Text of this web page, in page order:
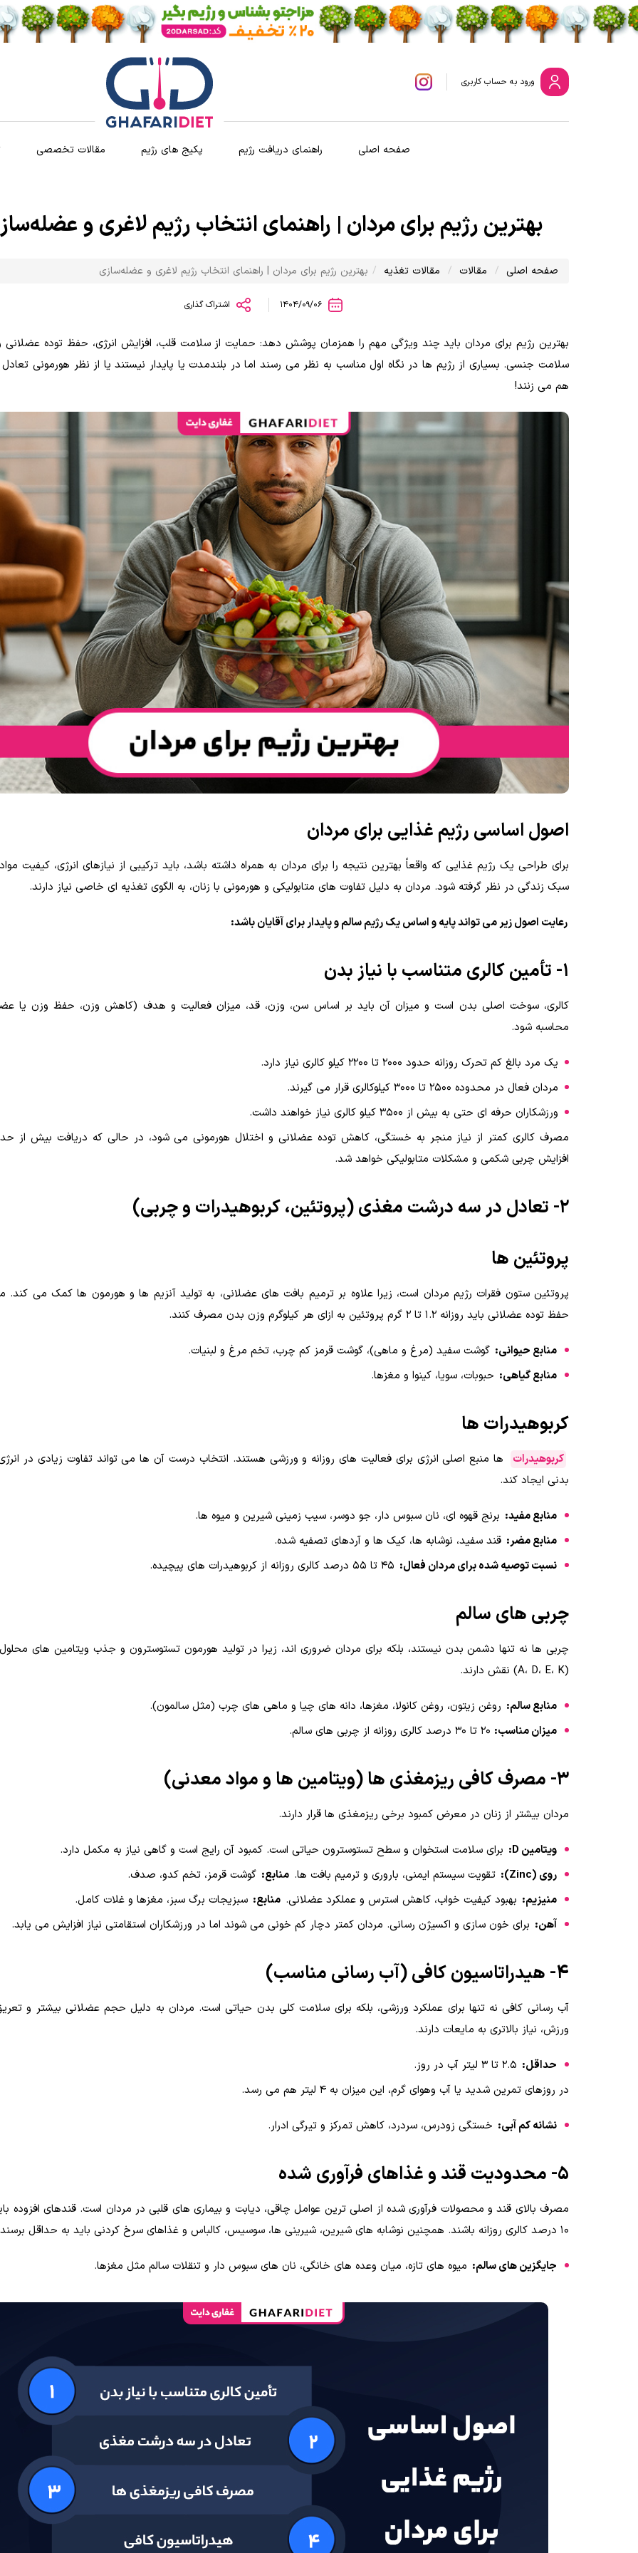
ورود به حساب کاربری
صفحه اصلی راهنمای دریافت رژیم پکیج های رژیم مقالات تخصصی
بهترین رژیم برای مردان | راهنمای انتخاب رژیم لاغری و
صفحه اصلی مقالات مقالات تغذیه بهترین رژیم برای مردان | راهنمای انتخاب رژیم لاغری و عضله‌سازی
اشتراک گذاری
بهترین رژیم برای مردان باید چند ویژگی مهم را همزمان پوشش دهد: حمایت از سلامت قلب، افزایش انرژی، حفظ توده
سلامت جنسی. بسیاری از رژیم ها در نگاه اول مناسب به نظر می رسند اما در بلندمدت یا پایدار نیستند یا از نظر هورمونی تعادل
هم می زنند!
اصول اساسی رژیم غذایی برای مردان
برای طراحی یک رژیم غذایی که واقعاً بهترین نتیجه را برای مردان به همراه داشته باشد، باید ترکیبی از نیازهای انرژی، کیفیت
سبک زندگی در نظر گرفته شود. مردان به دلیل تفاوت های متابولیکی و هورمونی با زنان، به الگوی تغذیه ای خاصی نیاز دارند.
رعایت اصول زیر می تواند پایه و اساس یک رژیم سالم و پایدار برای آقایان باشد:
۱- تأمین کالری متناسب با نیاز بدن
کالری، سوخت اصلی بدن است و میزان آن باید بر اساس سن، وزن، قد، میزان فعالیت و هدف (کاهش وزن، حفظ وزن یا
محاسبه شود.
یک مرد بالغ کم تحرک روزانه حدود ۲۰۰۰ تا ۲۲۰۰ کیلو کالری نیاز دارد.
مردان فعال در محدوده ۲۵۰۰ تا ۳۰۰۰ کیلوکالری قرار می گیرند.
ورزشکاران حرفه ای حتی به بیش از ۳۵۰۰ کیلو کالری نیاز خواهند داشت.
مصرف کالری کمتر از نیاز منجر به خستگی، کاهش توده عضلانی و اختلال هورمونی می شود، در حالی که دریافت بیش از
افزایش چربی شکمی و مشکلات متابولیکی خواهد شد.
۲- تعادل در سه درشت مغذی (پروتئین، کربوهیدرات و چربی)
پروتئین ها
پروتئین ستون فقرات رژیم مردان است، زیرا علاوه بر ترمیم بافت های عضلانی، به تولید آنزیم ها و هورمون ها کمک می کند.
حفظ توده عضلانی باید روزانه ۱.۲ تا ۲ گرم پروتئین به ازای هر کیلوگرم وزن بدن مصرف کنند.
منابع حیوانی: گوشت سفید (مرغ و ماهی)، گوشت قرمز کم چرب، تخم مرغ و لبنیات.
منابع گیاهی: حبوبات، سویا، کینوا و مغزها.
کربوهیدرات ها
کربوهیدرات
ها منبع اصلی انرژی برای فعالیت های روزانه و ورزشی هستند. انتخاب درست آن ها می تواند تفاوت زیادی در
بدنی ایجاد کند.
منابع مفید: برنج قهوه ای، نان سبوس دار، جو دوسر، سیب زمینی شیرین و میوه ها.
منابع مضر: قند سفید، نوشابه ها، کیک ها و آردهای تصفیه شده.
نسبت توصیه شده برای مردان فعال:
چربی های سالم
چربی ها نه تنها دشمن بدن نیستند، بلکه برای مردان ضروری اند، زیرا در تولید هورمون تستوسترون و جذب ویتامین های
(A، D، E، K) نقش دارند.
منابع سالم: روغن زیتون، روغن کانولا، مغزها، دانه های چیا و ماهی های چرب (مثل سالمون).
میزان مناسب: ۲۰ تا ۳۰ درصد کالری روزانه از چربی های سالم.
۳- مصرف کافی ریزمغذی ها (ویتامین ها و مواد معدنی)
مردان بیشتر از زنان در معرض کمبود برخی ریزمغذی ها قرار دارند.
ویتامین D:
برای سلامت استخوان و سطح تستوسترون حیاتی است. کمبود آن رایج است و گاهی نیاز به مکمل دارد.
روی (Zinc):
تقویت سیستم ایمنی، باروری و ترمیم بافت ها. منابع: گوشت قرمز، تخم کدو، صدف.
منیزیم: بهبود کیفیت خواب، کاهش استرس و عملکرد عضلانی. منابع: سبزیجات برگ سبز، مغزها و غلات کامل.
آهن: برای خون سازی و اکسیژن رسانی. مردان کمتر دچار کم خونی می شوند اما در ورزشکاران استقامتی نیاز افزایش می یابد.
۴- هیدراتاسیون کافی (آب رسانی مناسب)
آب رسانی کافی نه تنها برای عملکرد ورزشی، بلکه برای سلامت کلی بدن حیاتی است. مردان به دلیل حجم عضلانی بیشتر و
ورزش، نیاز بالاتری به مایعات دارند.
حداقل:
در روزهای تمرین شدید یا آب وهوای گرم، این میزان به ۴ لیتر هم می رسد.
نشانه کم آبی: خستگی زودرس، سردرد، کاهش تمرکز و تیرگی ادرار.
۵- محدودیت قند و غذاهای فرآوری شده
مصرف بالای قند و محصولات فرآوری شده از اصلی ترین عوامل چاقی، دیابت و بیماری های قلبی در مردان است. قندهای افزوده
۱۰ درصد کالری روزانه باشند. همچنین نوشابه های شیرین، شیرینی ها، سوسیس، کالباس و غذاهای سرخ کردنی باید به حداقل برسند.
جایگزین های سالم: میوه های تازه، میان وعده های خانگی، نان های سبوس دار و تنقلات سالم مثل مغزها.